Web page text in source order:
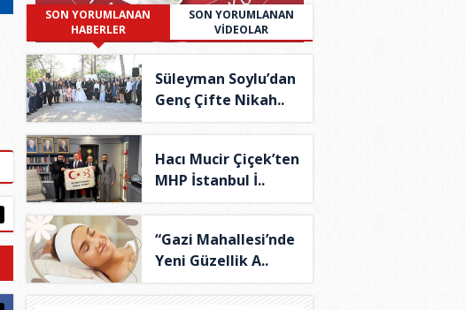
SON YORUMLANAN
HABERLER
SON YORUMLANAN
VİDEOLAR
Süleyman Soylu’dan
Genç Çifte Nikah..
Hacı Mucir Çiçek’ten
MHP İstanbul İ..
“Gazi Mahallesi’nde
Yeni Güzellik A..